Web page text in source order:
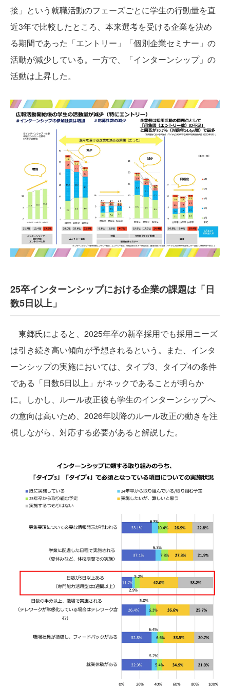
接」という就職活動のフェーズごとに学生の行動量を直
近3年で比較したところ、本来選考を受ける企業を決め
る期間であった「エントリー」「個別企業セミナー」の
活動が減少している。一方で、「インターンシップ」の
活動は上昇した。
25卒インターンシップにおける企業の課題は「日
数5日以上」
東郷氏によると、2025年卒の新卒採用でも採用ニーズ
は引き続き高い傾向が予想されるという。また、インタ
ーンシップの実施においては、タイプ3、タイプ4の条件
である「日数5日以上」がネックであることが明らか
に。しかし、ルール改正後も学生のインターンシップへ
の意向は高いため、2026年以降のルール改正の動きを注
視しながら、対応する必要があると解説した。